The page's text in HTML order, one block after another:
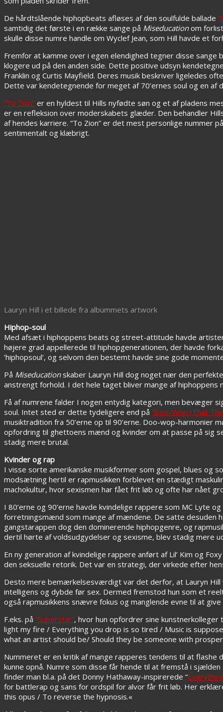
De hårdtslående hiphopbeats afløses af den soulfulde ballade
samtidig det første i en række sange på Miseducationom
skulle disse numre handle om Wyclef Jean, som Hill havde et
Fremfor at kamme over i egen elendighed tegner disse
klogere ud på den anden side. Dette positive udsyn
Franklin og Curtis Mayfield. Deres musik beskriver ligeledes
Dette var kendetegnende for meget af 70’ernes soul og en
“To Zion” er en hyldest til Hills nyfødte søn og et af pladens
er en refleksion over moderskabets glæder. Den behandler
af hendes karriere. ”To Zion” er det mest personlige nummer
sentimentalt og klæbrigt.
Lauryn Hill i et billede fra albummets artwork
Hiphop-soul
Med afsæt i hiphoppens beats og street-attitude havde
højere grad appellerede til hiphopgenerationen, der havde
’hiphopsoul’, og selvom den bestemt havde sine gode
På Miseducationskaber Lauryn Hill dog noget nær den
anstrengt forhold. I det hele taget bliver mange af hiphoppens
Få af numrene falder I nogen entydig kategori, men bevæger
soul. Intet sted er dette tydeligere end på “Doo-Wop (That
musiktradition fra 50’erne op til 90’erne. Doo-wop-
opfordring til ghettoens mænd og kvinder om at passe på sig
stadig mere brutal.
Kvinder og rap
I visse sorte amerikanske musikformer som gospel, blues og
modsætning hertil er rapmusikken forblevet en stædigt
machokultur, hvor sexismen har fået frit løb og ofte har nået
I 80’erne og 90’erne havde kvindelige rappere som MC Lyte
forretningsmænd som mange af mændene. De satte desuden
gangstarappen dog den dominerende hiphopgenre, og
dertil hørte af voldsudgydelser og sexisme, blev stadig mere
En ny generation af kvindelige rappere anført af Lil’ Kim og
den seksuelle retorik. Det var en strategi, der virkede efter
Desto mere bemærkelsesværdigt var det derfor, at Lauryn
intelligens og dybde før sex. Dermed fremstod hun som et
også rapmusikkens snævre fokus og manglende evne til at
F.eks. på “Superstar”, hvor hun opfordrer sine kunstnerkolleger
light my fire / Everything you drop is so tired / Music is
what an artist should be/ Should they be someone with
Nummeret er en kritik af mange rapperes tendens til at
kunne opnå. Numre som disse får hende til at fremstå i
finder man bl.a. på det Donny Hathaway-inspirerede “
for battlerap og sans for ordspil for alvor får frit løb. Her
this opus / To reverse the hypnosis.«